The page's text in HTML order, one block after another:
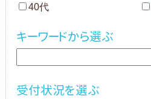
40代
キーワードから選ぶ
受付状況を選ぶ